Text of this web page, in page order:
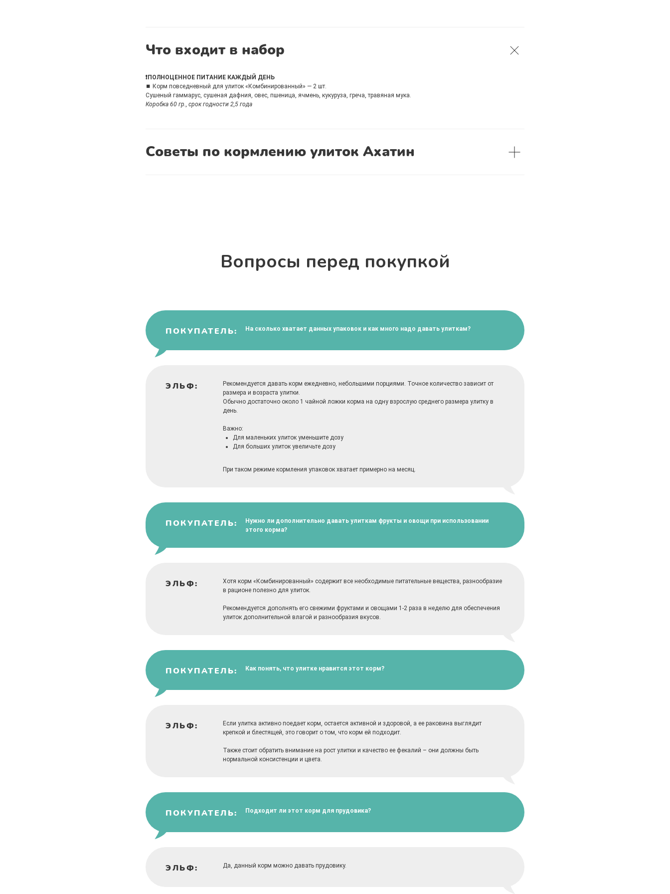
Что входит в набор
❗ПОЛНОЦЕННОЕ ПИТАНИЕ КАЖДЫЙ ДЕНЬ
⏹ Корм повседневный для улиток «Комбинированный» — 2 шт.
Сушеный гаммарус, сушеная дафния, овес, пшеница, ячмень, кукуруза, греча, травяная мука.
Коробка 60 гр., срок годности 2,5 года
Советы по кормлению улиток Ахатин
Вопросы перед покупкой
ПОКУПАТЕЛЬ: На сколько хватает данных упаковок и как много надо давать улиткам?
ЭЛЬФ:
Рекомендуется давать корм ежедневно, небольшими порциями. Точное количество зависит от
размера и возраста улитки.
Обычно достаточно около 1 чайной ложки корма на одну взрослую среднего размера улитку в
день.
Важно:
Для маленьких улиток уменьшите дозу
Для больших улиток увеличьте дозу
При таком режиме кормления упаковок хватает примерно на месяц.
ПОКУПАТЕЛЬ:
Нужно ли дополнительно давать улиткам фрукты и овощи при использовании
этого корма?
ЭЛЬФ:
Хотя корм «Комбинированный» содержит все необходимые питательные вещества, разнообразие
в рационе полезно для улиток.
Рекомендуется дополнять его свежими фруктами и овощами 1-2 раза в неделю для обеспечения
улиток дополнительной влагой и разнообразия вкусов.
ПОКУПАТЕЛЬ: Как понять, что улитке нравится этот корм?
ЭЛЬФ:
Если улитка активно поедает корм, остается активной и здоровой, а ее раковина выглядит
крепкой и блестящей, это говорит о том, что корм ей подходит.
Также стоит обратить внимание на рост улитки и качество ее фекалий – они должны быть
нормальной консистенции и цвета.
ПОКУПАТЕЛЬ: Подходит ли этот корм для прудовика?
ЭЛЬФ: Да, данный корм можно давать прудовику.